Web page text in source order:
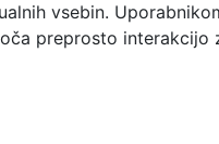
vsebin.
preprosto interakcijo